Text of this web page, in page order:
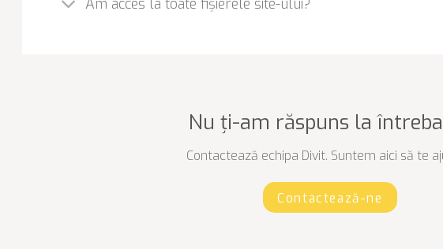
Nu ți-am răspuns la
Contactează echipa Divit. Suntem aici să te
Contactează-ne